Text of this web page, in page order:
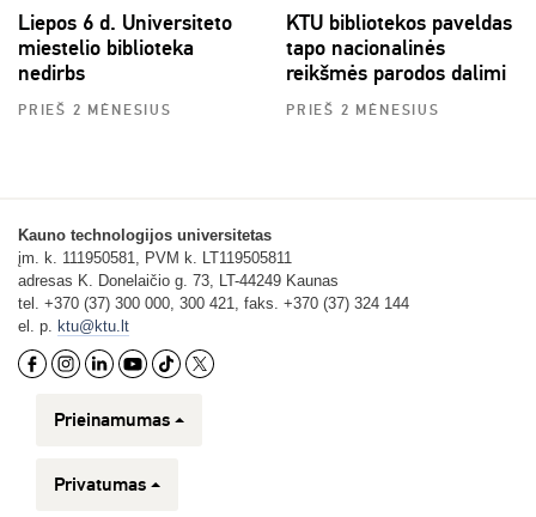
Liepos 6 d. Universiteto
miestelio biblioteka
nedirbs
PRIEŠ 2 MĖNESIUS
KTU bibliotekos paveldas
tapo nacionalinės
reikšmės parodos dalimi
PRIEŠ 2 MĖNESIUS
Kauno technologijos universitetas
įm. k. 111950581, PVM k. LT119505811
adresas K. Donelaičio g. 73, LT-44249 Kaunas
tel. +370 (37) 300 000, 300 421, faks. +370 (37) 324 144
el. p. ktu@ktu.lt
Prieinamumas
Privatumas